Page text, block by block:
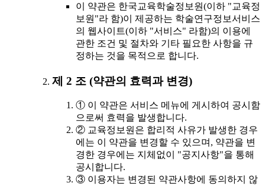
이 약관은 한국교육학술정보원(이하 "교육정
보원"라 함)이 제공하는 학술연구정보서비스
의 웹사이트(이하 "서비스" 라함)의 이용에
관한 조건 및 절차와 기타 필요한 사항을 규
정하는 것을 목적으로 합니다.
제 2 조 (약관의 효력과 변경)
① 이 약관은 서비스 메뉴에 게시하여 공시함
으로써 효력을 발생합니다.
② 교육정보원은 합리적 사유가 발생한 경우
에는 이 약관을 변경할 수 있으며, 약관을 변
경한 경우에는 지체없이 "공지사항"을 통해
공시합니다.
③ 이용자는 변경된 약관사항에 동의하지 않